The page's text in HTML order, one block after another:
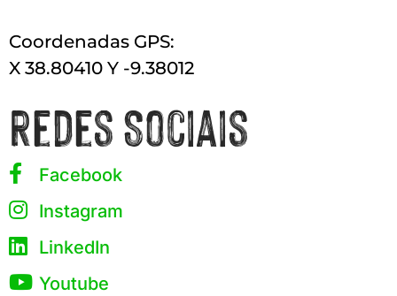
Coordenadas GPS:
X 38.80410 Y -9.38012
Redes Sociais
Facebook
Instagram
LinkedIn
Youtube